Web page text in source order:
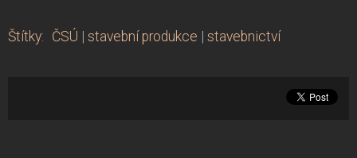
Štítky: ČSÚ | stavební produkce | stavebnictví